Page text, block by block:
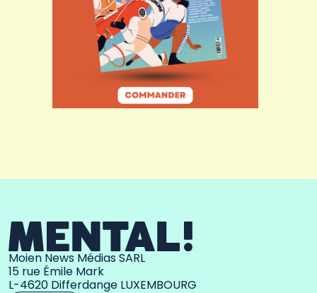
Moien News Médias SARL
15 rue Émile Mark
L-4620 Differdange LUXEMBOURG